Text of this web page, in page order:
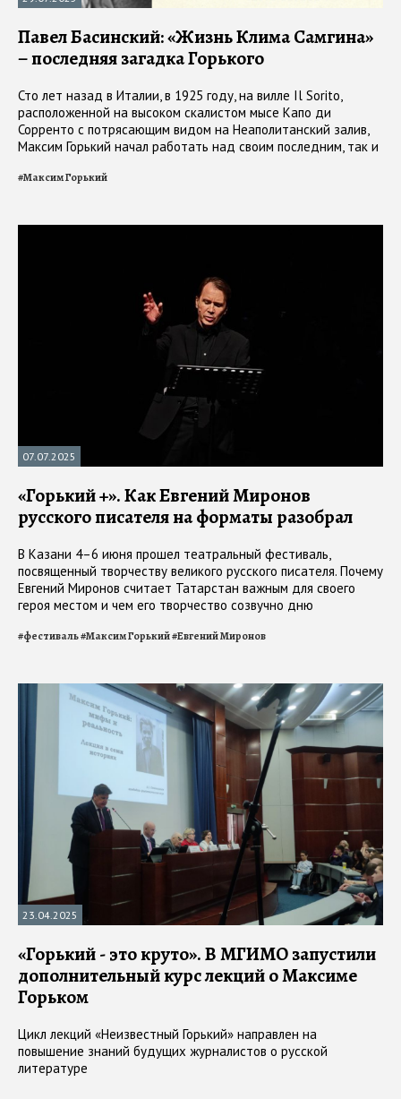
Павел Басинский: «Жизнь Клима Самгина»
– последняя загадка Горького
Сто лет назад в Италии, в 1925 году, на вилле Il Sorito,
расположенной на высоком скалистом мысе Капо ди
Сорренто с потрясающим видом на Неаполитанский залив,
Максим Горький начал работать над своим последним, так и
Самгина"
#Максим Горький
07.07.2025
«Горький +». Как Евгений Миронов
русского писателя на форматы разобрал
В Казани 4–6 июня прошел театральный фестиваль,
посвященный творчеству великого русского писателя. Почему
Евгений Миронов считает Татарстан важным для своего
героя местом и чем его творчество созвучно дню
#фестиваль#Максим Горький#Евгений Миронов
23.04.2025
«Горький - это круто». В МГИМО запустили
дополнительный курс лекций о Максиме
Горьком
Цикл лекций «Неизвестный Горький» направлен на
повышение знаний будущих журналистов о русской
литературе